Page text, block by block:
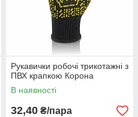
Рукавички робочі трикотажні з
ПВХ крапкою Корона
В наявності
32,40 ₴/пара